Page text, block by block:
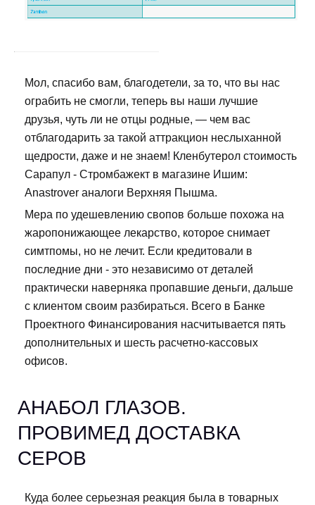
Мол, спасибо вам, благодетели, за то, что вы нас
ограбить не смогли, теперь вы наши лучшие
друзья, чуть ли не отцы родные, — чем вас
отблагодарить за такой аттракцион неслыханной
щедрости, даже и не знаем! Кленбутерол стоимость
Сарапул - Стромбажект в магазине Ишим:
Anastrover аналоги Верхняя Пышма.
Мера по удешевлению свопов больше похожа на
жаропонижающее лекарство, которое снимает
симтпомы, но не лечит. Если кредитовали в
последние дни - это независимо от деталей
практически наверняка пропавшие деньги, дальше
с клиентом своим разбираться. Всего в Банке
Проектного Финансирования насчитывается пять
дополнительных и шесть расчетно-кассовых
офисов.
АНАБОЛ ГЛАЗОВ.
ПРОВИМЕД ДОСТАВКА
СЕРОВ
Куда более серьезная реакция была в товарных